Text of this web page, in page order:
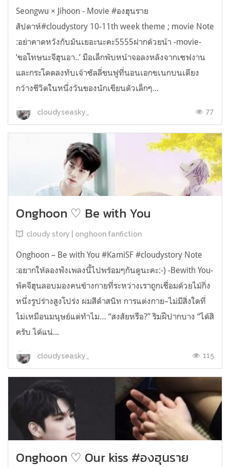
Seongwu × Jihoon - Movie #องฮุนราย
สัปดาห์#cloudystory 10-11th week theme ; movie Note
:อย่าคาดหวังกับมันเยอะนะคะ5555ฝากด้วยน้า -movie-
‘ขอโทษนะจีฮุนอา..’ มือเล็กพับหน้าจอลงหลังจากเซฟงาน
และกระโดดลงทับเจ้าซัลลี่ขนฟูที่นอนเอกขเนกบนเตียง
กว้างชีวิตในหนึ่งวันของนักเขียนตัวเล็กๆ...
cloudyseasky_ 77
Onghoon ♡ Be with You
cloudy story | onghoon fanfiction
Onghoon – Be with You #KamiSF #cloudystory Note
:อยากให้ลองฟังเพลงนี้ไปพร้อมๆกันดูนะคะ:-) -Bewith You-
พัคจีฮุนลอบมองคนข้างกายที่ระหว่างเราถูกเชื่อมด้วยไม้กิ่ง
หนึ่งรูปร่างสูงโปร่ง ผมสีดำสนิท การแต่งกาย–ไม่มีสิ่งใดที่
ไม่เหมือนมนุษย์แต่ทำไม… “สงสัยหรือ?” ริมฝีปากบาง “ได้สิ
ครับ ได้แน่...
cloudyseasky_ 115
Onghoon ♡ Our kiss #องฮุนราย